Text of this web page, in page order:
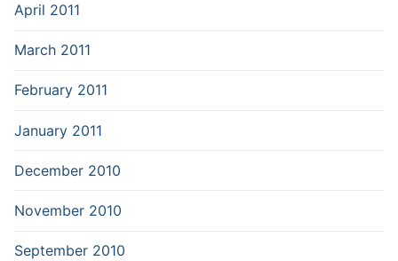
April 2011
March 2011
February 2011
January 2011
December 2010
November 2010
September 2010